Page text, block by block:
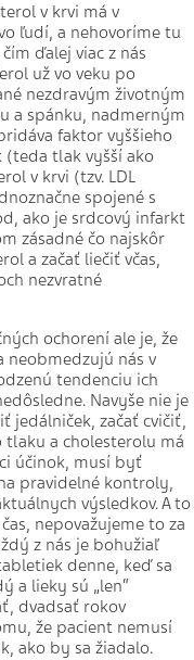
v krvi má v
ľudí, a nehovoríme tu
ďalej viac z nás
už vo veku po
nezdravým životným
a spánku, nadmerným
faktor vyššieho
(teda tlak vyšší ako
v krvi (tzv. LDL
spojené s
ako je srdcový infarkt
zásadné čo najskôr
a začať liečiť včas,
nezvratné
ochorení ale je, že
neobmedzujú nás v
tendenciu ich
Navyše nie je
jedálniček, začať cvičiť,
tlaku a cholesterolu má
účinok, musí byť
pravidelné kontroly,
výsledkov. A to
nepovažujeme to za
z nás je bohužiaľ
denne, keď sa
a lieky sú „len“
dvadsať rokov
že pacient nemusí
ako by sa žiadalo.